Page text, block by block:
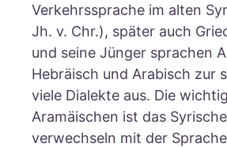
Verkehrssprache im alten
Jh. v. Chr.), später auch
und seine Jünger sprachen
Hebräisch und Arabisch zur
viele Dialekte aus. Die
Aramäischen ist das
verwechseln mit der